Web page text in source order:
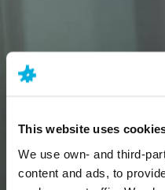
This website uses
We use own- and third-
content and ads, to